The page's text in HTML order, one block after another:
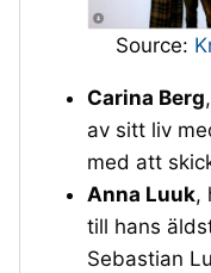
Source:
Carina Berg
av sitt liv
med att
Anna Luuk,
till hans
Sebastian